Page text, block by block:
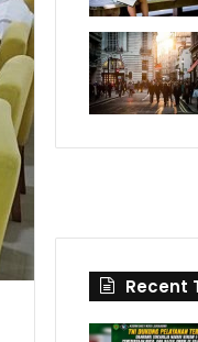
Recent